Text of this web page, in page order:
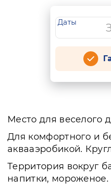
Даты
Место для веселого
Для комфортного и
аквааэробикой.
Территория вокруг
напитки, мороженое.